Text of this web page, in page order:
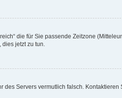
die für Sie passende Zeitzone
jetzt zu tun.
Servers vermutlich falsch. Kontaktieren